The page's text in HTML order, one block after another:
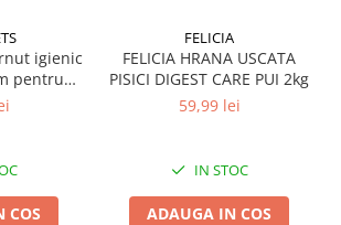
igienic
pentru
5L
COS
FELICIA
FELICIA HRANA USCATA
PISICI DIGEST CARE PUI 2kg
59,99 lei
IN STOC
ADAUGA IN COS